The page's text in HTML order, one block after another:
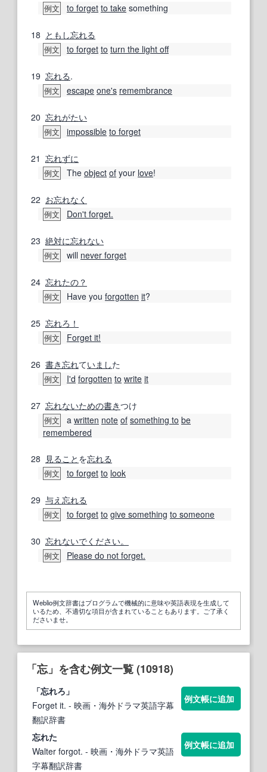
例文 to forget to take something
18 ともし忘れる
例文 to forget to turn the light off
19 忘れる.
例文 escape one's remembrance
20 忘れがたい
例文 impossible to forget
21 忘れずに
例文 The object of your love!
22 お忘れなく
例文 Don't forget.
23 絶対に忘れない
例文 will never forget
24 忘れたの？
例文 Have you forgotten it?
25 忘れろ！
例文 Forget it!
26 書き忘れていました
例文 I'd forgotten to write it
27 忘れないための書きつけ
例文 a written note of something to be
remembered
28 見ること を忘れる
例文 to forget to look
29 与え 忘れる
例文 to forget to give something to someone
30 忘れないでください。
例文 Please do not forget.
Weblio例文辞書はプログラムで機械的に意味や英語表現を生成して
いるため、不適切な項目が含まれていることもあります。ご了承く
ださいませ。
「忘」を含む例文一覧 (10918)
「忘れろ」
Forget it. - 映画・海外ドラマ英語字幕
翻訳辞書
例文帳に追加
忘れた
Walter forgot. - 映画・海外ドラマ英語
字幕翻訳辞書
例文帳に追加